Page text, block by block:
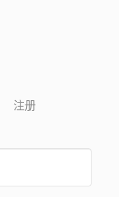
注册